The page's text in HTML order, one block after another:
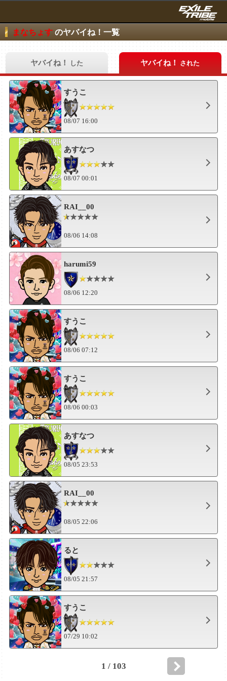
まなちょす のヤバイね！一覧
ヤバイね！ した ヤバイね！ された
すうこ
08/07 16:00
あすなつ
08/07 00:01
RAI__00
08/06 14:08
harumi59
08/06 12:20
すうこ
08/06 07:12
すうこ
08/06 00:03
あすなつ
08/05 23:53
RAI__00
08/05 22:06
ると
08/05 21:57
すうこ
07/29 10:02
1 / 103